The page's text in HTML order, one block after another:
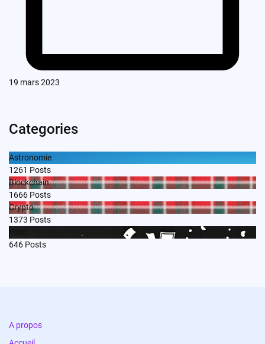
19 mars 2023
Categories
Astronomie
1261 Posts
Blockchain
1666 Posts
Crypto
1373 Posts
646 Posts
A propos